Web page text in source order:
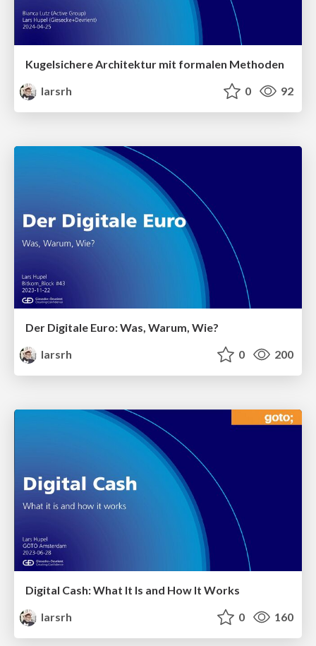
Kugelsichere Architektur mit formalen Methoden
larsrh
0 92
Der Digitale Euro: Was, Warum, Wie?
larsrh
0 200
Digital Cash: What It Is and How It Works
larsrh
0 160